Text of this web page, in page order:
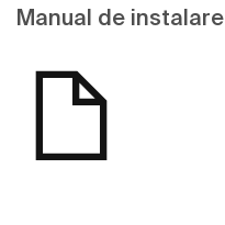
Manual de instalare